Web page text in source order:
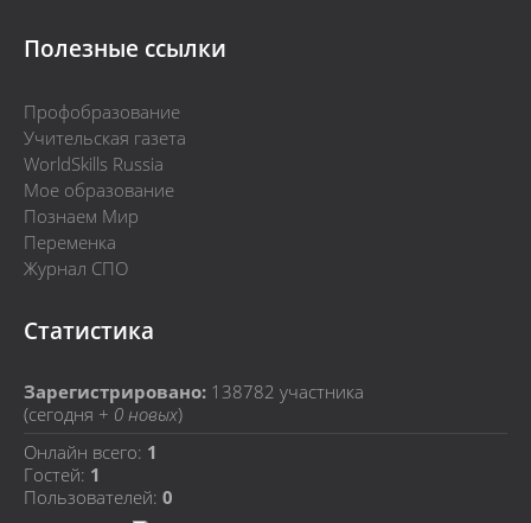
Полезные ссылки
Профобразование
Учительская газета
WorldSkills Russia
Мое образование
Познаем Мир
Переменка
Журнал СПО
Статистика
Зарегистрировано: 138782 участника
(сегодня + 0 новых)
Онлайн всего: 1
Гостей: 1
Пользователей: 0